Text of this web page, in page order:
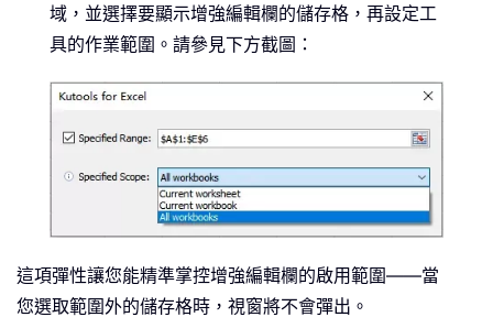
域，並選擇要顯示增強編輯欄的儲存格，再設定工
具的作業範圍。請參見下方截圖：
這項彈性讓您能精準掌控增強編輯欄的啟用範圍——當
您選取範圍外的儲存格時，視窗將不會彈出。